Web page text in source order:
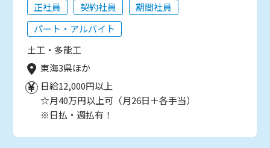
正社員 契約社員
期間社員
パート・アルバイト
土工・多能工
東海3県ほか
日給12,000円以上
☆月40万円以上可（月26日＋各手当）
※日払・週払有！